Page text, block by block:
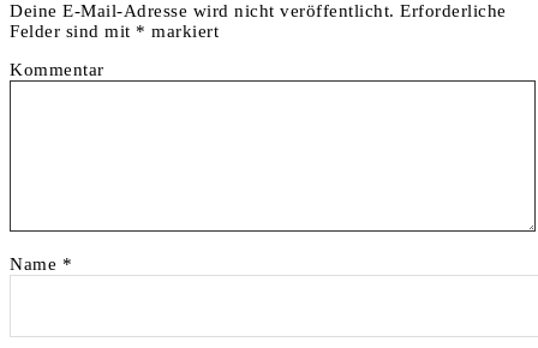
Deine E-Mail-Adresse wird nicht veröffentlicht. Erforderliche
Felder sind mit * markiert
Kommentar
Name *